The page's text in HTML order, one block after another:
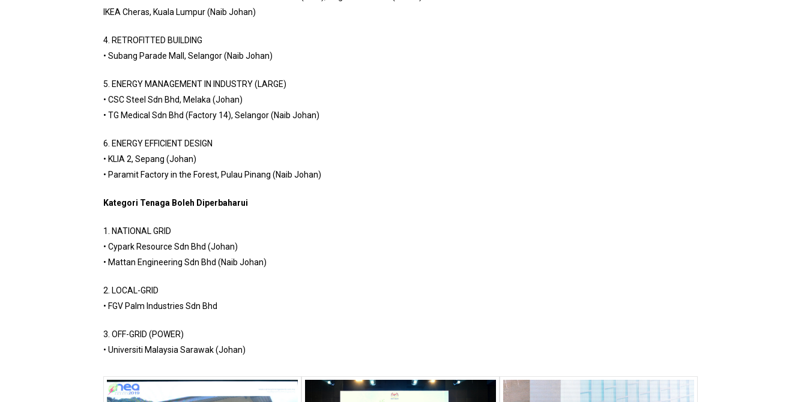
IKEA Cheras, Kuala Lumpur (Naib Johan)
4. RETROFITTED BUILDING
• Subang Parade Mall, Selangor (Naib Johan)
5. ENERGY MANAGEMENT IN INDUSTRY (LARGE)
• CSC Steel Sdn Bhd, Melaka (Johan)
• TG Medical Sdn Bhd (Factory 14), Selangor (Naib Johan)
6. ENERGY EFFICIENT DESIGN
• KLIA 2, Sepang (Johan)
• Paramit Factory in the Forest, Pulau Pinang (Naib Johan)
Kategori Tenaga Boleh Diperbaharui
1. NATIONAL GRID
• Cypark Resource Sdn Bhd (Johan)
• Mattan Engineering Sdn Bhd (Naib Johan)
2. LOCAL-GRID
• FGV Palm Industries Sdn Bhd
3. OFF-GRID (POWER)
• Universiti Malaysia Sarawak (Johan)